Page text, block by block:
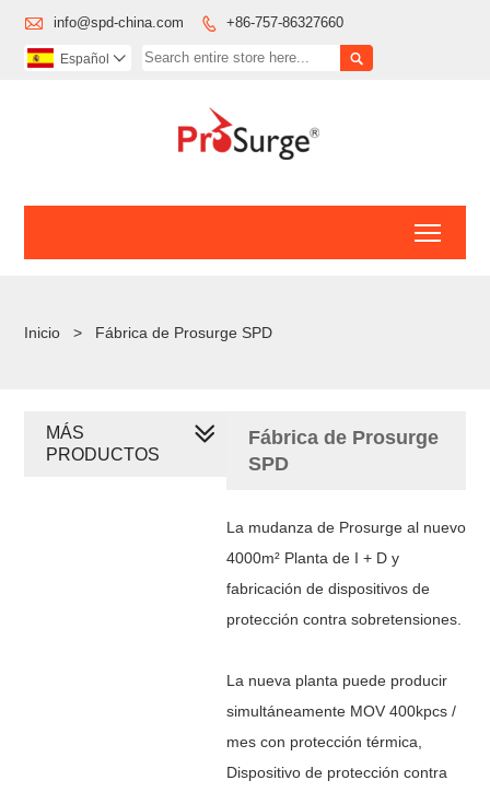
 info@spd-china.com  +86-757-86327660

Español 
Inicio > Fábrica de Prosurge SPD
Fábrica de Prosurge
SPD
La mudanza de Prosurge al nuevo
4000m²Planta de I + D y
fabricación de dispositivos de
protección contra sobretensiones.
La nueva planta puede producir
simultáneamente MOV 400kpcs /
mes con protección térmica,
Dispositivo de protección contra
MÁS
PRODUCTOS